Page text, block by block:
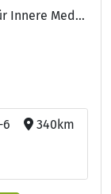
Qualifikationen: Facharzt/Fachärztin für Innere Medizin, Facharzt/Fachärztin für Allgemeinmedizin, Facharzt/Fachärztin für Frauenheilkunde und Geburtshilfe, Facharzt/Fachärztin für Physikalische und Rehabilitative Medizin, DEGEMED, DIN EN ISO 9001 (TÜV Rheinland)
6
340km